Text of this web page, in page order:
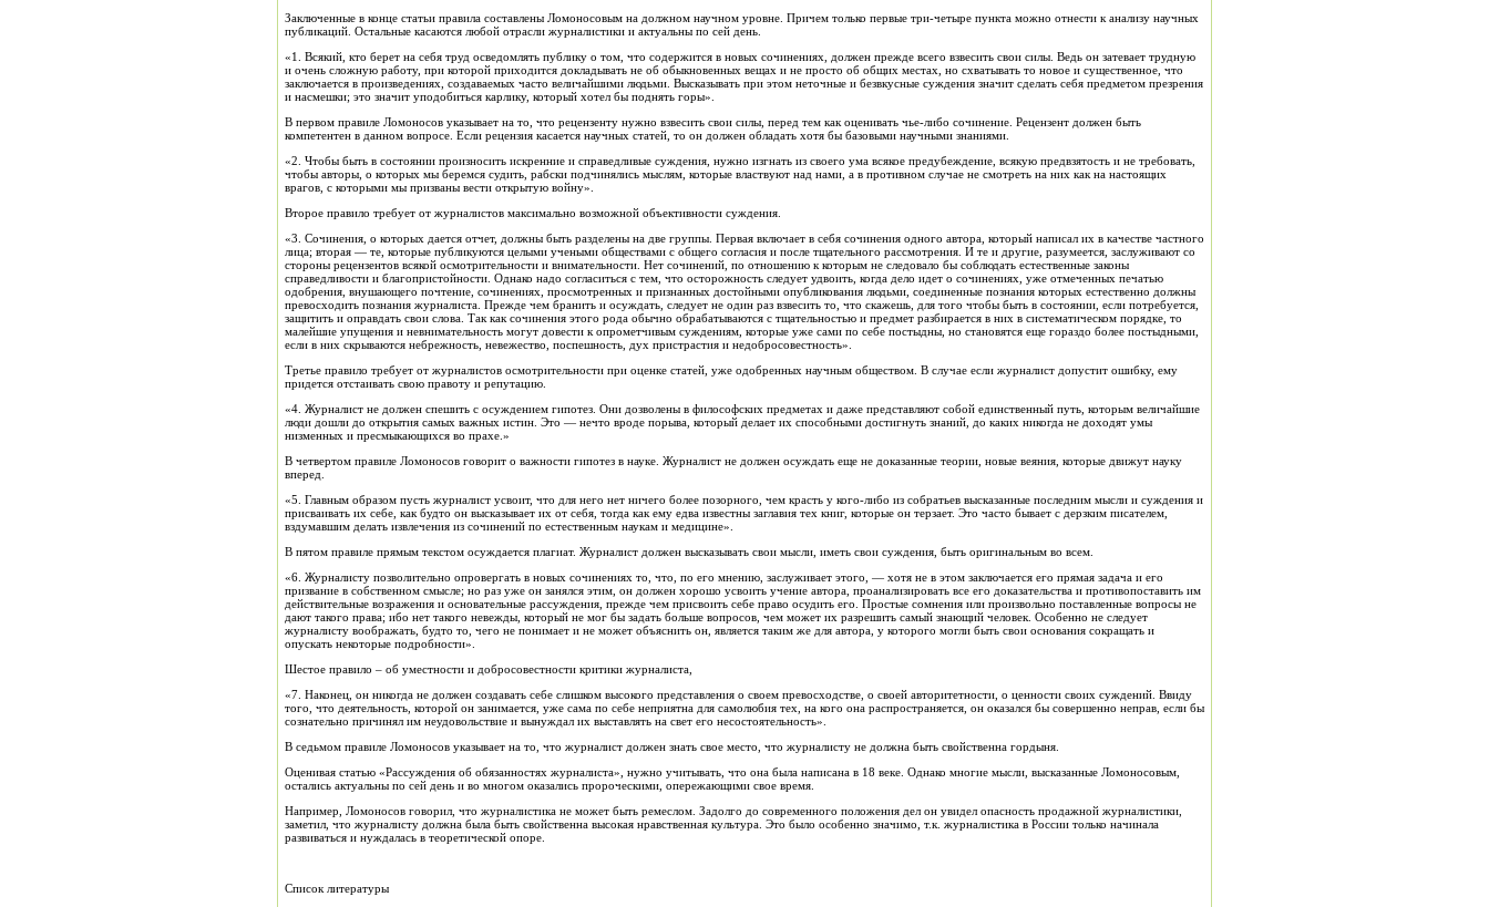
Заключенные в конце статьи правила составлены Ломоносовым на должном научном уровне. Причем только первые три-четыре пункта можно отнести к анализу научных
публикаций. Остальные касаются любой отрасли журналистики и актуальны по сей день.
«1. Всякий, кто берет на себя труд осведомлять публику о том, что содержится в новых сочинениях, должен прежде всего взвесить свои силы. Ведь он затевает трудную
и очень сложную работу, при которой приходится докладывать не об обыкновенных вещах и не просто об общих местах, но схватывать то новое и существенное, что
заключается в произведениях, создаваемых часто величайшими людьми. Высказывать при этом неточные и безвкусные суждения значит сделать себя предметом презрения
и насмешки; это значит уподобиться карлику, который хотел бы поднять горы».
В первом правиле Ломоносов указывает на то, что рецензенту нужно взвесить свои силы, перед тем как оценивать чье-либо сочинение. Рецензент должен быть
компетентен в данном вопросе. Если рецензия касается научных статей, то он должен обладать хотя бы базовыми научными знаниями.
«2. Чтобы быть в состоянии произносить искренние и справедливые суждения, нужно изгнать из своего ума всякое предубеждение, всякую предвзятость и не требовать,
чтобы авторы, о которых мы беремся судить, рабски подчинялись мыслям, которые властвуют над нами, а в противном случае не смотреть на них как на настоящих
врагов, с которыми мы призваны вести открытую войну».
Второе правило требует от журналистов максимально возможной объективности суждения.
«3. Сочинения, о которых дается отчет, должны быть разделены на две группы. Первая включает в себя сочинения одного автора, который написал их в качестве частного
лица; вторая — те, которые публикуются целыми учеными обществами с общего согласия и после тщательного рассмотрения. И те и другие, разумеется, заслуживают со
стороны рецензентов всякой осмотрительности и внимательности. Нет сочинений, по отношению к которым не следовало бы соблюдать естественные законы
справедливости и благопристойности. Однако надо согласиться с тем, что осторожность следует удвоить, когда дело идет о сочинениях, уже отмеченных печатью
одобрения, внушающего почтение, сочинениях, просмотренных и признанных достойными опубликования людьми, соединенные познания которых естественно должны
превосходить познания журналиста. Прежде чем бранить и осуждать, следует не один раз взвесить то, что скажешь, для того чтобы быть в состоянии, если потребуется,
защитить и оправдать свои слова. Так как сочинения этого рода обычно обрабатываются с тщательностью и предмет разбирается в них в систематическом порядке, то
малейшие упущения и невнимательность могут довести к опрометчивым суждениям, которые уже сами по себе постыдны, но становятся еще гораздо более постыдными,
если в них скрываются небрежность, невежество, поспешность, дух пристрастия и недобросовестность».
Третье правило требует от журналистов осмотрительности при оценке статей, уже одобренных научным обществом. В случае если журналист допустит ошибку, ему
придется отстаивать свою правоту и репутацию.
«4. Журналист не должен спешить с осуждением гипотез. Они дозволены в философских предметах и даже представляют собой единственный путь, которым величайшие
люди дошли до открытия самых важных истин. Это — нечто вроде порыва, который делает их способными достигнуть знаний, до каких никогда не доходят умы
низменных и пресмыкающихся во прахе.»
В четвертом правиле Ломоносов говорит о важности гипотез в науке. Журналист не должен осуждать еще не доказанные теории, новые веяния, которые движут науку
вперед.
«5. Главным образом пусть журналист усвоит, что для него нет ничего более позорного, чем красть у кого-либо из собратьев высказанные последним мысли и суждения и
присваивать их себе, как будто он высказывает их от себя, тогда как ему едва известны заглавия тех книг, которые он терзает. Это часто бывает с дерзким писателем,
вздумавшим делать извлечения из сочинений по естественным наукам и медицине».
В пятом правиле прямым текстом осуждается плагиат. Журналист должен высказывать свои мысли, иметь свои суждения, быть оригинальным во всем.
«6. Журналисту позволительно опровергать в новых сочинениях то, что, по его мнению, заслуживает этого, — хотя не в этом заключается его прямая задача и его
призвание в собственном смысле; но раз уже он занялся этим, он должен хорошо усвоить учение автора, проанализировать все его доказательства и противопоставить им
действительные возражения и основательные рассуждения, прежде чем присвоить себе право осудить его. Простые сомнения или произвольно поставленные вопросы не
дают такого права; ибо нет такого невежды, который не мог бы задать больше вопросов, чем может их разрешить самый знающий человек. Особенно не следует
журналисту воображать, будто то, чего не понимает и не может объяснить он, является таким же для автора, у которого могли быть свои основания сокращать и
опускать некоторые подробности».
Шестое правило – об уместности и добросовестности критики журналиста,
«7. Наконец, он никогда не должен создавать себе слишком высокого представления о своем превосходстве, о своей авторитетности, о ценности своих суждений. Ввиду
того, что деятельность, которой он занимается, уже сама по себе неприятна для самолюбия тех, на кого она распространяется, он оказался бы совершенно неправ, если бы
сознательно причинял им неудовольствие и вынуждал их выставлять на свет его несостоятельность».
В седьмом правиле Ломоносов указывает на то, что журналист должен знать свое место, что журналисту не должна быть свойственна гордыня.
Оценивая статью «Рассуждения об обязанностях журналиста», нужно учитывать, что она была написана в 18 веке. Однако многие мысли, высказанные Ломоносовым,
остались актуальны по сей день и во многом оказались пророческими, опережающими свое время.
Например, Ломоносов говорил, что журналистика не может быть ремеслом. Задолго до современного положения дел он увидел опасность продажной журналистики,
заметил, что журналисту должна была быть свойственна высокая нравственная культура. Это было особенно значимо, т.к. журналистика в России только начинала
развиваться и нуждалась в теоретической опоре.
Список литературы